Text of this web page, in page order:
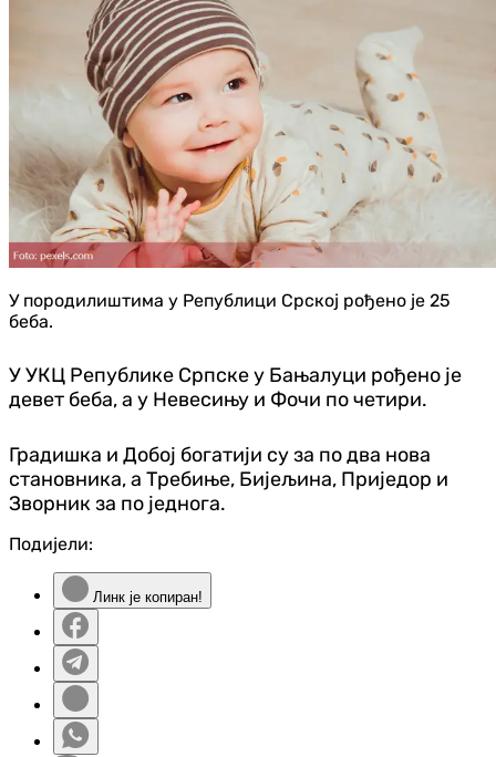
У породилиштима у Републици Срској рођено је 25
беба.
У УКЦ Републике Српске у Бањалуци рођено је
девет беба, а у Невесињу и Фочи по четири.
Градишка и Добој богатији су за по два нова
становника, а Требиње, Бијељина, Приједор и
Зворник за по једнога.
Подијели:
Линк је копиран!